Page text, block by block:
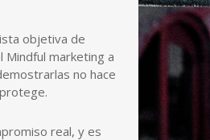
objetiva de
Mindful marketing a
no hace
real, y es